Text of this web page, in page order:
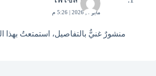
مايو 4, 2026 | 5:26 م
منشورٌ غنيٌّ بالتفاصيل، استمتعتُ بهذا